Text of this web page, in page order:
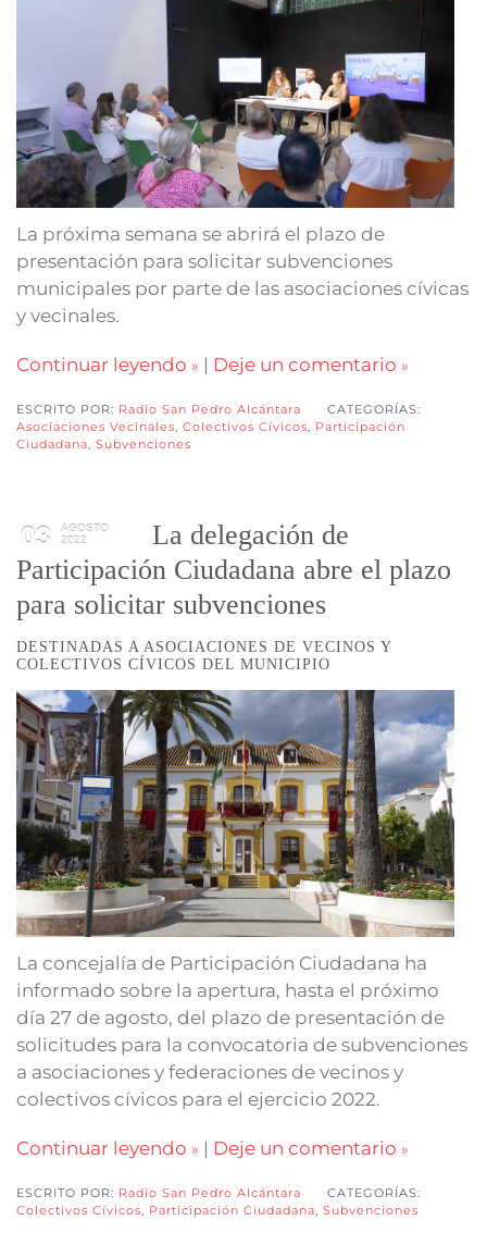
La próxima semana se abrirá el plazo de
presentación para solicitar subvenciones
municipales por parte de las asociaciones cívicas
y vecinales.
Continuar leyendo | Deje un comentario
ESCRITO POR: Radio San Pedro Alcántara
CATEGORÍAS:
Asociaciones Vecinales, Colectivos Cívicos, Participación
Ciudadana, Subvenciones
03
AGOSTO
2022
La delegación de
Participación Ciudadana abre el plazo
para solicitar subvenciones
DESTINADAS A ASOCIACIONES DE VECINOS Y
COLECTIVOS CÍVICOS DEL MUNICIPIO
La concejalía de Participación Ciudadana ha
informado sobre la apertura, hasta el próximo
día 27 de agosto, del plazo de presentación de
solicitudes para la convocatoria de subvenciones
a asociaciones y federaciones de vecinos y
colectivos cívicos para el ejercicio 2022.
Continuar leyendo | Deje un comentario
ESCRITO POR: Radio San Pedro Alcántara
CATEGORÍAS:
Colectivos Cívicos, Participación Ciudadana, Subvenciones